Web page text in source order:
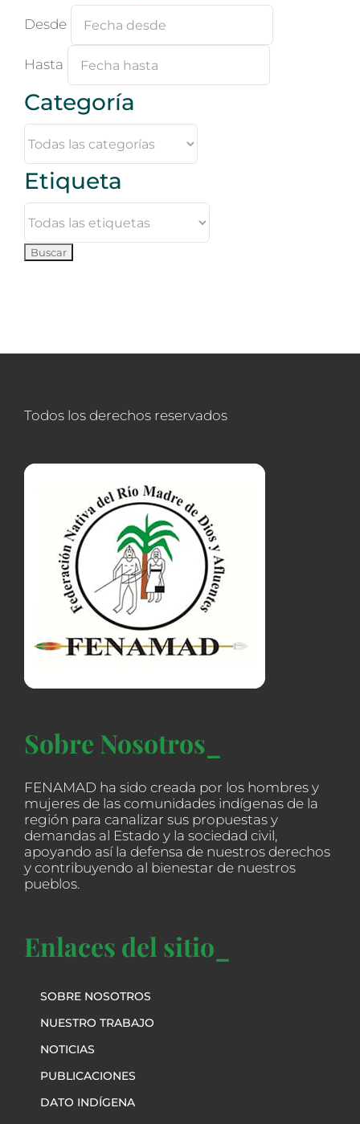
Desde
Hasta
Categoría
Etiqueta
Todos los derechos reservados
Sobre Nosotros_
FENAMAD ha sido creada por los hombres y
mujeres de las comunidades indígenas de la
región para canalizar sus propuestas y
demandas al Estado y la sociedad civil,
apoyando así la defensa de nuestros derechos
y contribuyendo al bienestar de nuestros
pueblos.
Enlaces del sitio_
SOBRE NOSOTROS
NUESTRO TRABAJO
NOTICIAS
PUBLICACIONES
DATO INDÍGENA